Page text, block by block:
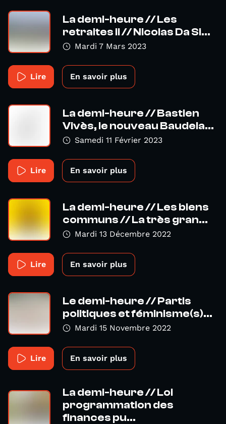
La demi-heure // Les
retraites II // Nicolas Da Si...
Mardi 7 Mars 2023
Lire En savoir plus
La demi-heure // Bastien
Vivès, le nouveau Baudela...
Samedi 11 Février 2023
Lire En savoir plus
La demi-heure // Les biens
communs // La très gran...
Mardi 13 Décembre 2022
Lire En savoir plus
Le demi-heure // Partis
politiques et féminisme(s)...
Mardi 15 Novembre 2022
Lire En savoir plus
La demi-heure // Loi
programmation des
finances pu...